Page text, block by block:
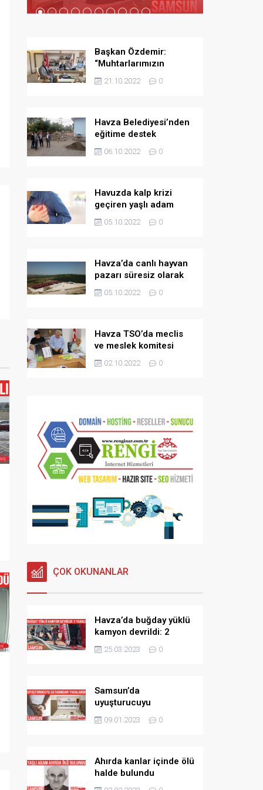
Başkan Özdemir:
“Muhtarlarımızın
yanında olmaya devam
edeceğiz”
21.10.2022 0
Havza Belediyesi’nden
eğitime destek
06.10.2022 0
Havuzda kalp krizi
geçiren yaşlı adam
hayatını kaybetti
05.10.2022 0
Havza’da canlı hayvan
pazarı süresiz olarak
kapatıldı
05.10.2022 0
Havza TSO’da meclis
ve meslek komitesi
seçimi
02.10.2022 0
ÇOK OKUNANLAR
Havza’da buğday yüklü
kamyon devrildi: 2
yaralı
25.03.2023 0
Samsun’da
uyuşturucuyu
satamadan yakalanan
şahıs tutuklandı
09.01.2023 0
Ahırda kanlar içinde ölü
halde bulundu